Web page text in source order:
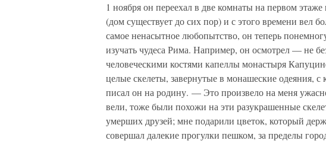
1 ноября он переехал в две комнаты на первом
(дом существует до сих пор) и с этого времени вел
самое ненасытное любопытство, он теперь
изучать чудеса Рима. Например, он осмотрел — не
человеческими костями капеллы монастыря
целые скелеты, завернутые в монашеские одеяния,
писал он на родину. — Это произвело на меня
вели, тоже были похожи на эти разукрашенные
умерших друзей; мне подарили цветок, который
совершал далекие прогулки пешком, за пределы